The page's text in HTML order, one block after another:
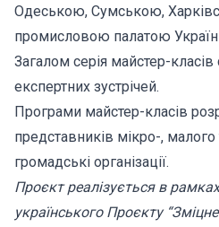
Одеською, Сумською,
промисловою палатою
Загалом серія майстер-
експертних зустрічей.
Програми майстер-класів
представників мікро-, малого
громадські організації.
Проєкт реалізується в
українського Проєкту